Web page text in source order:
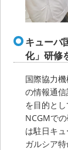
キューバ
化」研修
国際協力
の情報通
を目的と
NCGMで
は駐日キ
ガルシア